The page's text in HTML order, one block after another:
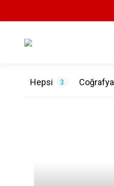
Hepsi 3 Coğrafya